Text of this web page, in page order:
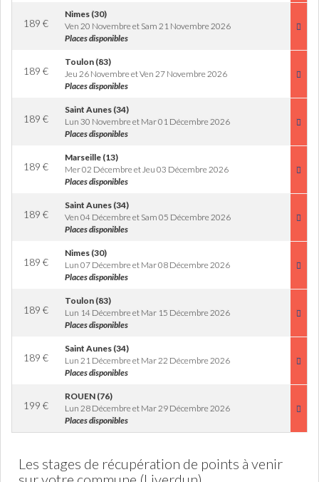
189 €
Nimes (30)
Ven 20 Novembre et Sam 21 Novembre 2026
Places disponibles
189 €
Toulon (83)
Jeu 26 Novembre et Ven 27 Novembre 2026
Places disponibles
189 €
Saint Aunes (34)
Lun 30 Novembre et Mar 01 Décembre 2026
Places disponibles
189 €
Marseille (13)
Mer 02 Décembre et Jeu 03 Décembre 2026
Places disponibles
189 €
Saint Aunes (34)
Ven 04 Décembre et Sam 05 Décembre 2026
Places disponibles
189 €
Nimes (30)
Lun 07 Décembre et Mar 08 Décembre 2026
Places disponibles
189 €
Toulon (83)
Lun 14 Décembre et Mar 15 Décembre 2026
Places disponibles
189 €
Saint Aunes (34)
Lun 21 Décembre et Mar 22 Décembre 2026
Places disponibles
199 €
ROUEN (76)
Lun 28 Décembre et Mar 29 Décembre 2026
Places disponibles
Les stages de récupération de points à venir